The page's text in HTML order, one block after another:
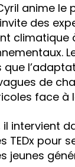
anime le
des
climatique
que
de
face à
il intervient
TEDx pour
jeunes